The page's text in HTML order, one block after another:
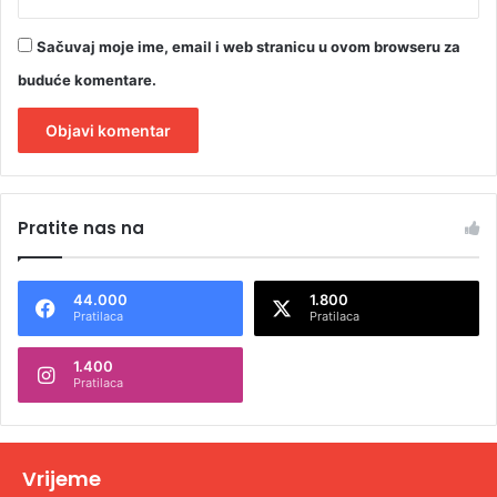
Sačuvaj moje ime, email i web stranicu u ovom browseru za
buduće komentare.
t
n
t
v
Pratite nas na
44.000
Pratilaca
1.800
Pratilaca
1.400
Pratilaca
Vrijeme